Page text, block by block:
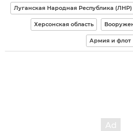
Луганская Народная Республика (ЛНР)
Херсонская область
Армия и флот